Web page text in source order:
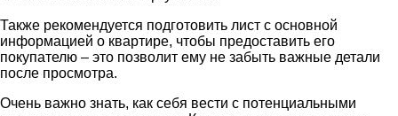
Также рекомендуется подготовить лист с основной
информацией о квартире, чтобы предоставить его
покупателю – это позволит ему не забыть важные детали
после просмотра.
Очень важно знать, как себя вести с потенциальными